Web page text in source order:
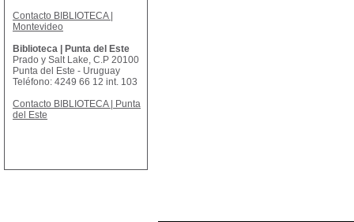
Contacto BIBLIOTECA |
Montevideo
Biblioteca | Punta del Este
Prado y Salt Lake, C.P 20100
Punta del Este - Uruguay
Teléfono: 4249 66 12 int. 103
Contacto BIBLIOTECA | Punta
del Este